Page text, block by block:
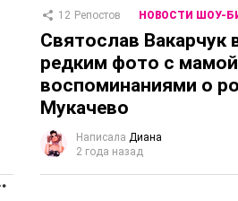
12 Репостов НОВОСТИ ШОУ-
Святослав Вакарчук
редким фото с
воспоминаниями о
Мукачево
Написала Диана
2 года назад